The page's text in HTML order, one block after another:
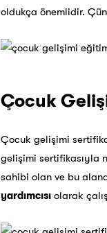
oldukça önemlidir.
Çocuk
Çocuk gelişimi
gelişimi sertifikasıyla
sahibi olan ve bu
yardımcısı olarak